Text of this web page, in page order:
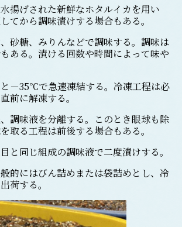
揚げされた新鮮なホタルイカを用い
てから調味漬けする場合もある。
砂糖、みりんなどで調味する。調味は
ある。漬ける回数や時間によって味や
－35℃で急速凍結する。冷凍工程は必
前に解凍する。
調味液を分離する。このとき眼球も除
取る工程は前後する場合もある。
と同じ組成の調味液で二度漬けする。
的にはびん詰めまたは袋詰めとし、冷
荷する。